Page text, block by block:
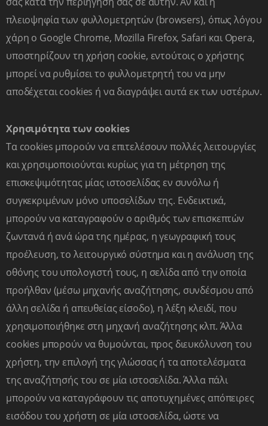
ή το παιδί σας;
Στείλτε μας μήνυμα ή καλέστε μας για περισσότερες
πληροφορίες.
Ονοματεπώνυμο
Τηλέφωνο
Ποιο πρόγραμμα σας ενδιαφέρει;
ΑΠΟΣΤΟΛΗ
πλειοψηφία των φυλλομετρητών (browsers), όπως λόγου
χάρη ο Google Chrome, Mozilla Firefox, Safari και Opera,
υποστηρίζουν τη χρήση cookie, εντούτοις ο χρήστης
μπορεί να ρυθμίσει το φυλλομετρητή του να μην
αποδέχεται cookies ή να διαγράψει αυτά εκ των υστέρων.
Χρησιμότητα των cookies
Τα cookies μπορούν να επιτελέσουν πολλές λειτουργίες
και χρησιμοποιούνται κυρίως για τη μέτρηση της
επισκεψιμότητας μίας ιστοσελίδας εν συνόλω ή
συγκεκριμένων μόνο υποσελίδων της. Ενδεικτικά,
μπορούν να καταγραφούν ο αριθμός των επισκεπτών
ζωντανά ή ανά ώρα της ημέρας, η γεωγραφική τους
προέλευση, το λειτουργικό σύστημα και η ανάλυση της
οθόνης του υπολογιστή τους, η σελίδα από την οποία
προήλθαν (μέσω μηχανής αναζήτησης, συνδέσμου από
άλλη σελίδα ή απευθείας είσοδο), η λέξη κλειδί, που
χρησιμοποιήθηκε στη μηχανή αναζήτησης κλπ. Άλλα
cookies μπορούν να θυμούνται, προς διευκόλυνση του
χρήστη, την επιλογή της γλώσσας ή τα αποτελέσματα
της αναζήτησής του σε μία ιστοσελίδα. Άλλα πάλι
μπορούν να καταγράφουν τις αποτυχημένες απόπειρες
εισόδου του χρήστη σε μία ιστοσελίδα, ώστε να